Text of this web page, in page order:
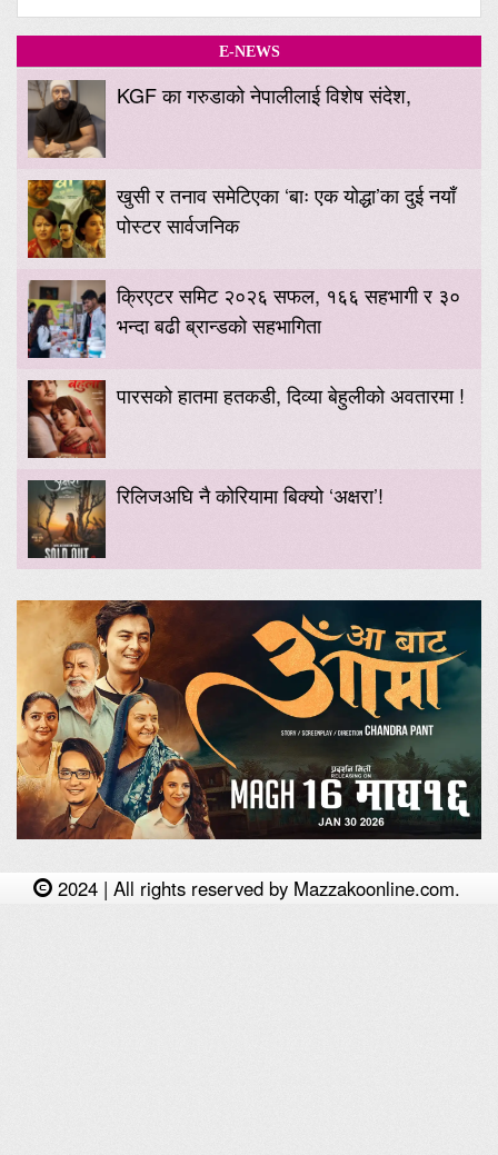
E-NEWS
KGF का गरुडाको नेपालीलाई विशेष संदेश,
खुसी र तनाव समेटिएका ‘बाः एक योद्धा’का दुई नयाँ
पोस्टर सार्वजनिक
क्रिएटर समिट २०२६ सफल, १६६ सहभागी र ३०
भन्दा बढी ब्रान्डको सहभागिता
पारसको हातमा हतकडी, दिव्या बेहुलीको अवतारमा !
रिलिजअघि नै कोरियामा बिक्यो ‘अक्षरा’!
2024 | All rights reserved by Mazzakoonline.com.